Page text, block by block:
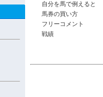
自分を馬で例えると
馬券の買い方
フリーコメント
戦績